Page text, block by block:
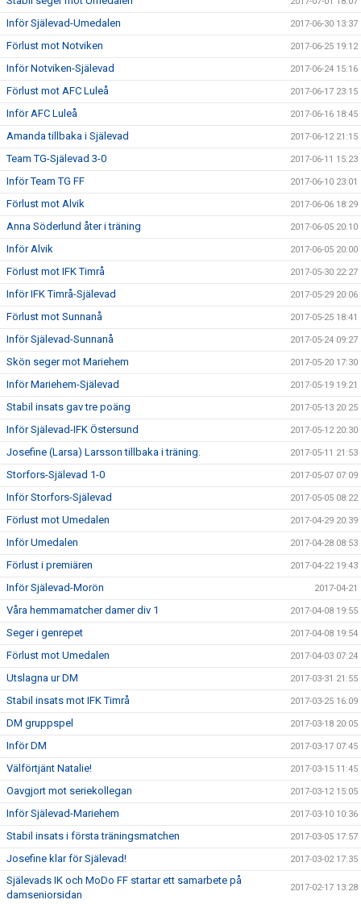
Inför Själevad-Umedalen 2017-06-30 13:37
Förlust mot Notviken 2017-06-25 19:12
Inför Notviken-Själevad 2017-06-24 15:16
Förlust mot AFC Luleå 2017-06-17 23:15
Inför AFC Luleå 2017-06-16 18:45
Amanda tillbaka i Själevad 2017-06-12 21:15
Team TG-Själevad 3-0 2017-06-11 15:23
Inför Team TG FF 2017-06-10 23:01
Förlust mot Alvik 2017-06-06 18:29
Anna Söderlund åter i träning 2017-06-05 20:10
Inför Alvik 2017-06-05 20:00
Förlust mot IFK Timrå 2017-05-30 22:27
Inför IFK Timrå-Själevad 2017-05-29 20:06
Förlust mot Sunnanå 2017-05-25 18:41
Inför Själevad-Sunnanå 2017-05-24 09:27
Skön seger mot Mariehem 2017-05-20 17:30
Inför Mariehem-Själevad 2017-05-19 19:21
Stabil insats gav tre poäng 2017-05-13 20:25
Inför Själevad-IFK Östersund 2017-05-12 20:30
Josefine (Larsa) Larsson tillbaka i träning. 2017-05-11 21:53
Storfors-Själevad 1-0 2017-05-07 07:09
Inför Storfors-Själevad 2017-05-05 08:22
Förlust mot Umedalen 2017-04-29 20:39
Inför Umedalen 2017-04-28 08:53
Förlust i premiären 2017-04-22 19:43
Inför Själevad-Morön 2017-04-21
Våra hemmamatcher damer div 1 2017-04-08 19:55
Seger i genrepet 2017-04-08 19:54
Förlust mot Umedalen 2017-04-03 07:24
Utslagna ur DM 2017-03-31 21:55
Stabil insats mot IFK Timrå 2017-03-25 16:09
DM gruppspel 2017-03-18 20:05
Inför DM 2017-03-17 07:45
Välförtjänt Natalie! 2017-03-15 11:45
Oavgjort mot seriekollegan 2017-03-12 15:05
Inför Själevad-Mariehem 2017-03-10 10:36
Stabil insats i första träningsmatchen 2017-03-05 17:57
Josefine klar för Själevad! 2017-03-02 17:35
Själevads IK och MoDo FF startar ett samarbete på
damseniorsidan
2017-02-17 13:28